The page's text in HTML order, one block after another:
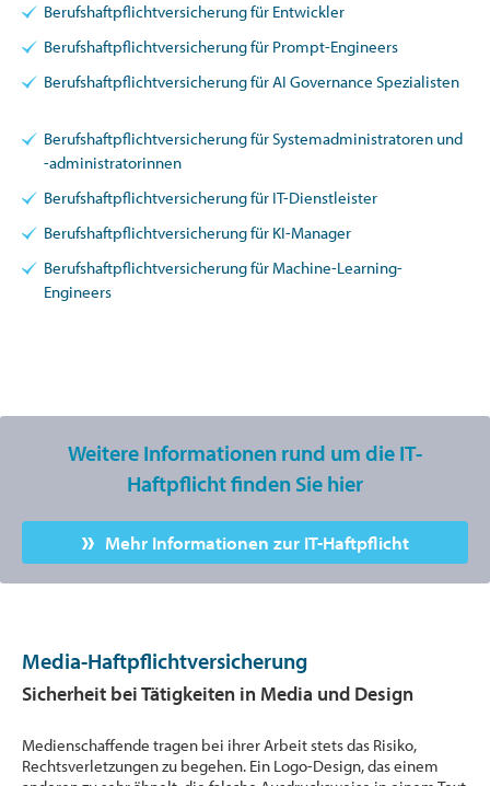
Berufshaftpflichtversicherung für Entwickler
Berufshaftpflichtversicherung für Prompt-Engineers
Berufshaftpflichtversicherung für AI Governance Spezialisten
Berufshaftpflichtversicherung für Systemadministratoren und
-administratorinnen
Berufshaftpflichtversicherung für IT-Dienstleister
Berufshaftpflichtversicherung für KI-Manager
Berufshaftpflichtversicherung für Machine-Learning-
Engineers
Weitere Informationen rund um die IT-
Haftpflicht finden Sie hier
Mehr Informationen zur IT-Haftpflicht
Media-Haftpflichtversicherung
Sicherheit bei Tätigkeiten in Media und Design
Medienschaffende tragen bei ihrer Arbeit stets das Risiko,
Rechtsverletzungen zu begehen. Ein Logo-Design, das einem